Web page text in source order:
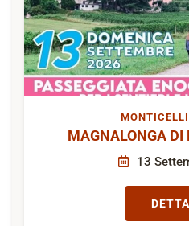
MAGNALONGA DI
13